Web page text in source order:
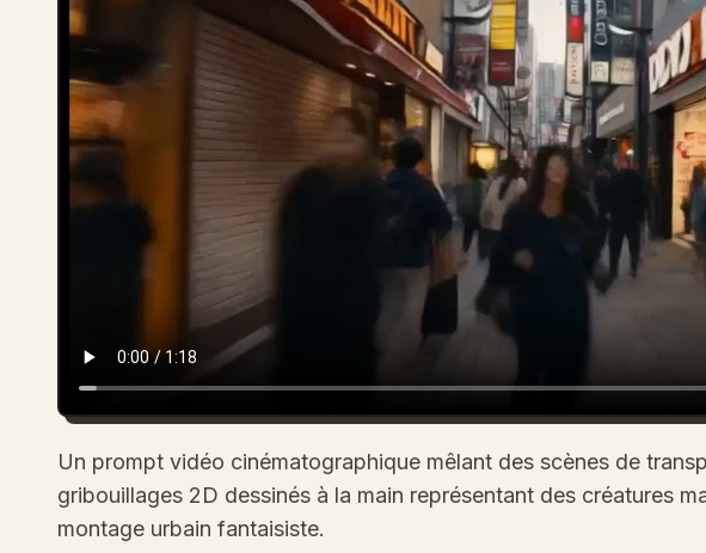
Un prompt vidéo cinématographique mêlant des scènes de
gribouillages 2D dessinés à la main représentant des créatures
montage urbain fantaisiste.